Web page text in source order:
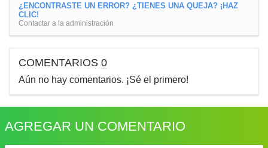
¿ENCONTRASTE UN ERROR? ¿TIENES UNA QUEJA? ¡HAZ
CLIC!
Contactar a la administración
COMENTARIOS 0
Aún no hay comentarios. ¡Sé el primero!
AGREGAR UN COMENTARIO